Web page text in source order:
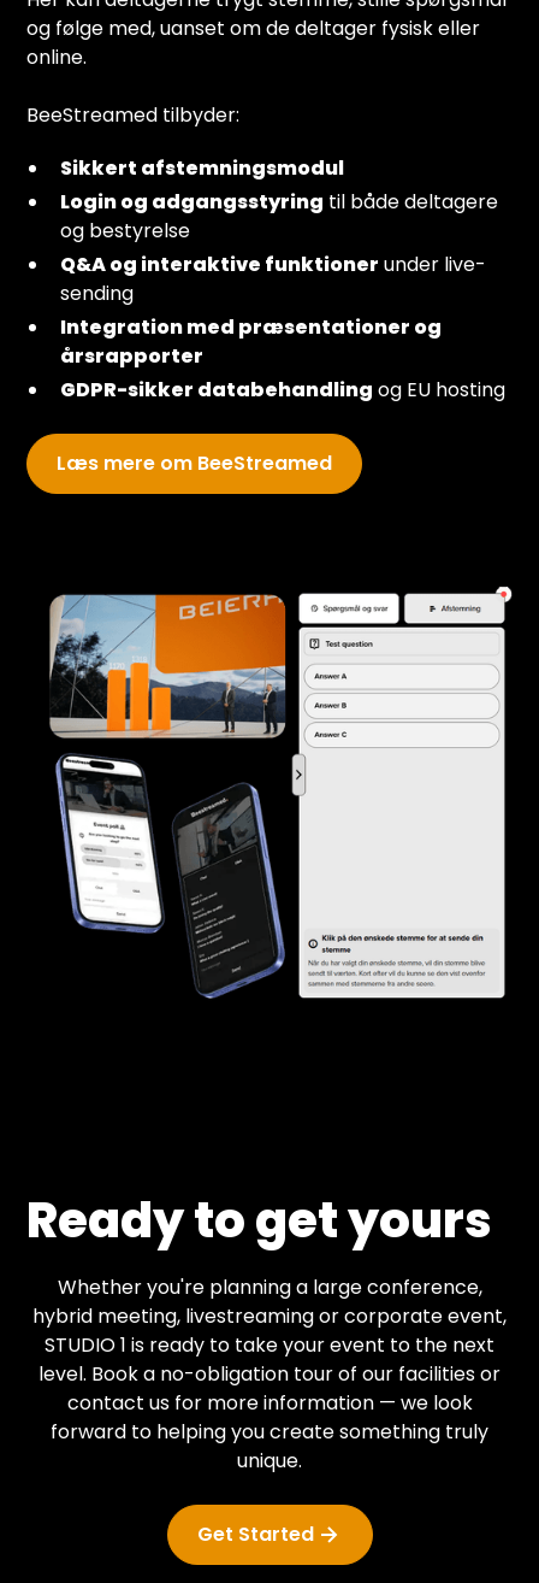
og følge med, uanset om de deltager fysisk eller
online.
BeeStreamed tilbyder:
Sikkert afstemningsmodul
Login og adgangsstyring til både deltagere
og bestyrelse
Q&A og interaktive funktioner under live-
sending
Integration med præsentationer og
årsrapporter
GDPR-sikker databehandling og EU hosting
Læs mere om BeeStreamed
Ready to get yours
Whether you're planning a large conference,
hybrid meeting, livestreaming or corporate event,
STUDIO 1 is ready to take your event to the next
level. Book a no-obligation tour of our facilities or
contact us for more information — we look
forward to helping you create something truly
unique.
Get Started